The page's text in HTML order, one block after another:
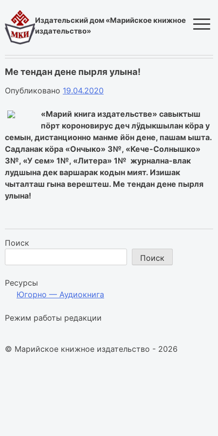
to
content
Издательский дом «Марийское книжное
издательство»
Ме тендан дене пырля улына!
Опубликовано 19.04.2020
«Марий книга издательстве» савыктыш
пӧрт короновирус деч лӱдыкшылан кӧра у
семын, дистанционно манме йӧн дене, пашам ышта.
Садланак кӧра «Ончыко» 3№, «Кече-Солнышко»
3№, «У сем» 1№, «Литера» 1№ журнална-влак
лудшына дек варшарак кодын мият. Изишак
чыталташ гына верештеш. Ме тендан дене пырля
улына!
Поиск
Поиск
Ресурсы
Югорно — Аудиокнига
Режим работы редакции
© Марийское книжное издательство - 2026